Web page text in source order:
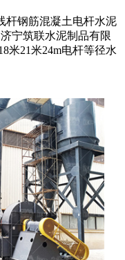
杆钢筋混凝土电杆水泥
宁筑联水泥制品有限
米21米24m电杆等径水